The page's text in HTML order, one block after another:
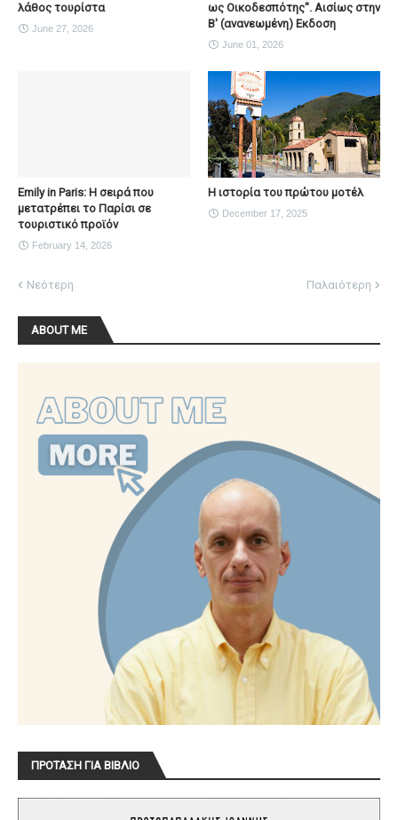
λάθος τουρίστα
June 27, 2026
ως Οικοδεσπότης". Αισίως στην
Β' (ανανεωμένη) Εκδοση
June 01, 2026
Emily in Paris: Η σειρά που
μετατρέπει το Παρίσι σε
τουριστικό προϊόν
February 14, 2026
Η ιστορία του πρώτου μοτέλ
December 17, 2025
Νεότερη Παλαιότερη
ABOUT ME
ΠΡΟΤΑΣΗ ΓΙΑ ΒΙΒΛΙΟ